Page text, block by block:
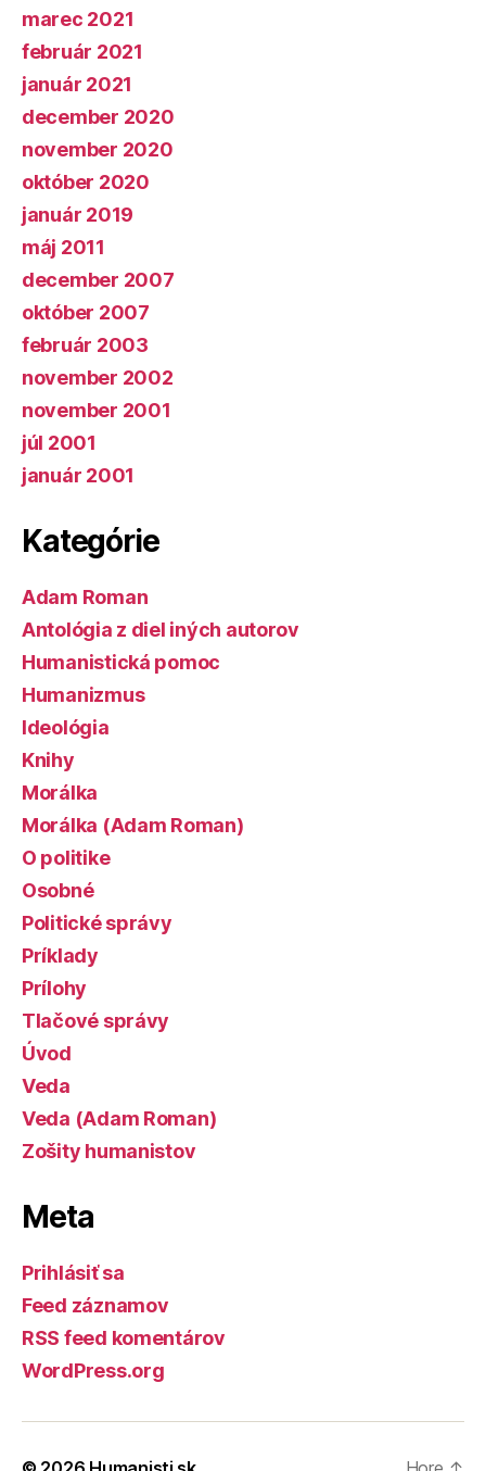
marec 2021
február 2021
január 2021
december 2020
november 2020
október 2020
január 2019
máj 2011
december 2007
október 2007
február 2003
november 2002
november 2001
júl 2001
január 2001
Kategórie
Adam Roman
Antológia z diel iných autorov
Humanistická pomoc
Humanizmus
Ideológia
Knihy
Morálka
Morálka (Adam Roman)
O politike
Osobné
Politické správy
Príklady
Prílohy
Tlačové správy
Úvod
Veda
Veda (Adam Roman)
Zošity humanistov
Meta
Prihlásiť sa
Feed záznamov
RSS feed komentárov
WordPress.org